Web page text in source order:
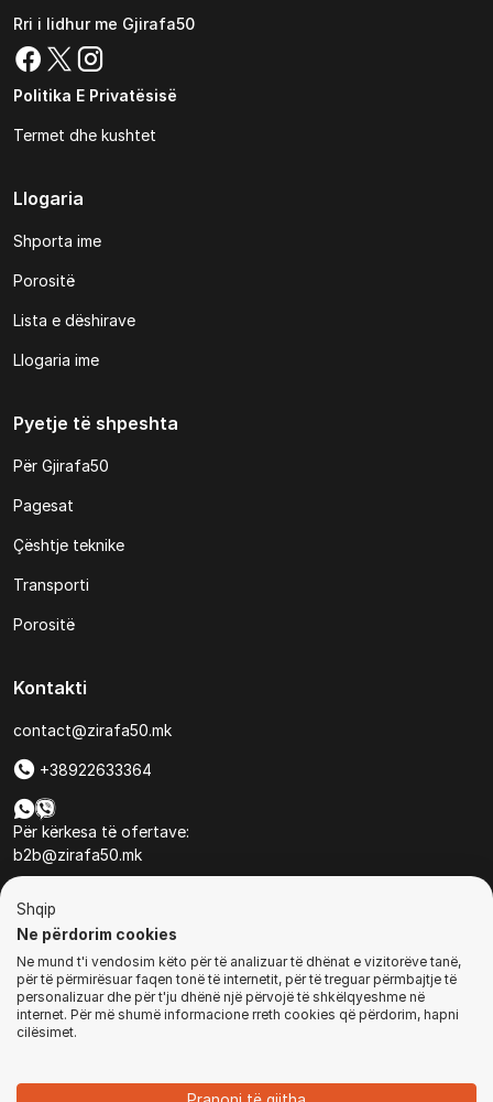
Rri i lidhur me Gjirafa50
Politika E Privatësisë
Termet dhe kushtet
Llogaria
Shporta ime
Porositë
Lista e dëshirave
Llogaria ime
Pyetje të shpeshta
Për Gjirafa50
Pagesat
Çështje teknike
Transporti
Porositë
Kontakti
contact@zirafa50.mk
+38922633364
Për kërkesa të ofertave:
b2b@zirafa50.mk
© Të gjitha të drejtat e rezervuara
Shqip
Ne përdorim cookies
Ne mund t'i vendosim këto për të analizuar të dhënat e vizitorëve tanë,
për të përmirësuar faqen tonë të internetit, për të treguar përmbajtje të
personalizuar dhe për t'ju dhënë një përvojë të shkëlqyeshme në
internet. Për më shumë informacione rreth cookies që përdorim, hapni
cilësimet.